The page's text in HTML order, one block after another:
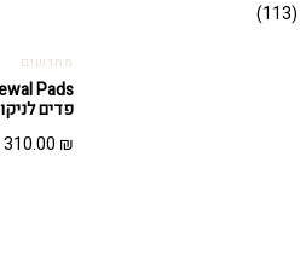
(113)
מחדשים
פדים לניקוי (60
310.00 ₪